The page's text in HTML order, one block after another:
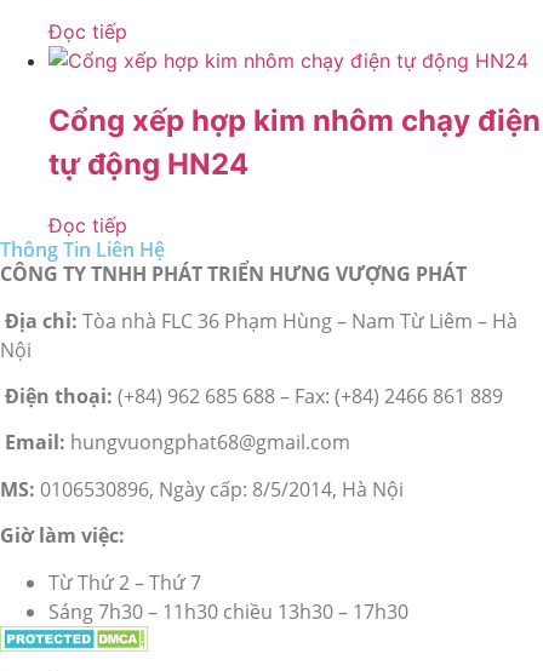
Đọc tiếp
Cổng xếp hợp kim nhôm chạy điện
tự động HN24
Đọc tiếp
Thông Tin Liên Hệ
CÔNG TY TNHH PHÁT TRIỂN HƯNG VƯỢNG PHÁT
Địa chỉ: Tòa nhà FLC 36 Phạm Hùng – Nam Từ Liêm – Hà
Nội
Điện thoại: (+84) 962 685 688 – Fax: (+84) 2466 861 889
Email: hungvuongphat68@gmail.com
MS: 0106530896, Ngày cấp: 8/5/2014, Hà Nội
Giờ làm việc:
Từ Thứ 2 – Thứ 7
Sáng 7h30 – 11h30 chiều 13h30 – 17h30